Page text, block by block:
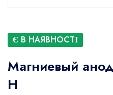
Є В НАЯВНОСТІ
Магниевый
H